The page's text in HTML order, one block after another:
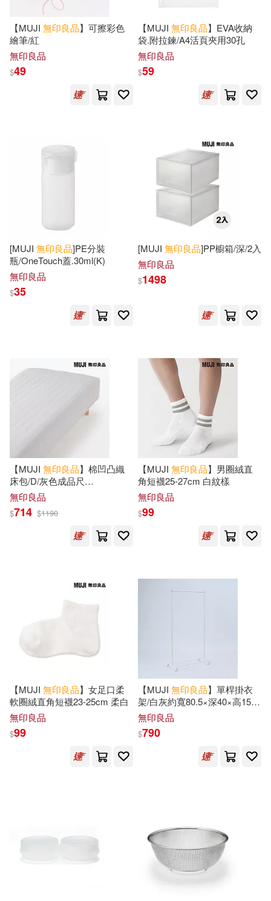
【MUJI 無印良品】可擦彩色
繪筆/紅
無印良品
$49
【MUJI 無印良品】EVA收納
袋.附拉鍊/A4活頁夾用30孔
無印良品
$59
[MUJI 無印良品]PE分裝
瓶/OneTouch蓋.30ml(K)
無印良品
$35
[MUJI 無印良品]PP櫥箱/深/2入
無印良品
$1498
【MUJI 無印良品】棉凹凸織
床包/D/灰色成品尺
寸:W140×L198×D30 cm 附鬆
緊帶
無印良品
$714 $1190
【MUJI 無印良品】男圈絨直
角短襪25-27cm 白紋樣
無印良品
$99
【MUJI 無印良品】女足口柔
軟圈絨直角短襪23-25cm 柔白
無印良品
$99
【MUJI 無印良品】單桿掛衣
架/白灰約寬80.5×深40×高155
公分
無印良品
$790